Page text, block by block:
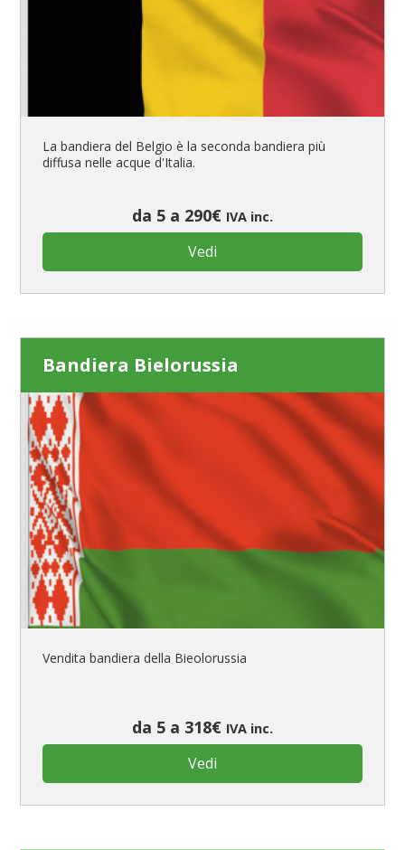
La bandiera del Belgio è la seconda bandiera più
diffusa nelle acque d'Italia.
da 5 a 290€ IVA inc.
Vedi
Bandiera Bielorussia
Vendita bandiera della Bieolorussia
da 5 a 318€ IVA inc.
Vedi